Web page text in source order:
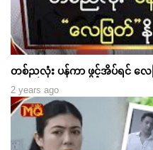
တစ်ညလုံး ပန်ကာ ဖွင့်အိပ်ရင် လေ
2 years ago